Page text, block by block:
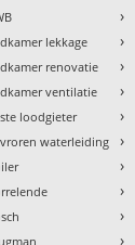
lekkage
renovatie
ventilatie
loodgieter
waterleiding
›
›
›
›
›
›
›
›
›
›